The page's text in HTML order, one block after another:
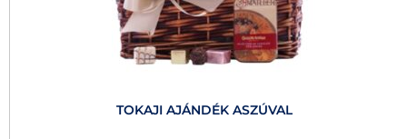
TOKAJI AJÁNDÉK ASZÚVAL